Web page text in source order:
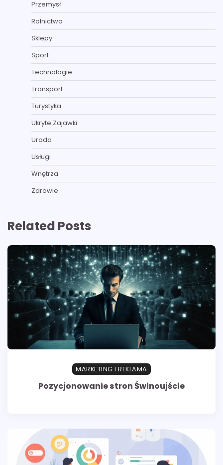
Przemysł
Rolnictwo
Sklepy
Sport
Technologie
Transport
Turystyka
Ukryte Zajawki
Uroda
Usługi
Wnętrza
Zdrowie
Related Posts
MARKETING I REKLAMA
Pozycjonowanie stron Świnoujście